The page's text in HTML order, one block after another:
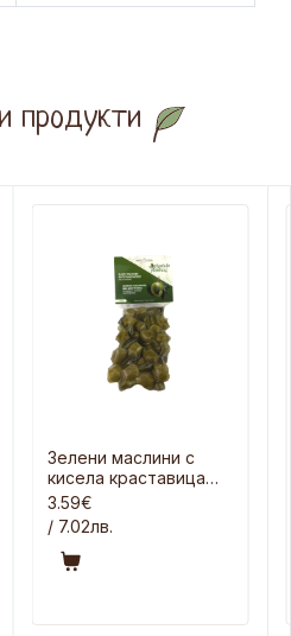
продукти
Зелени маслини с
кисела краставица
250 гр
3.59€
/ 7.02лв.